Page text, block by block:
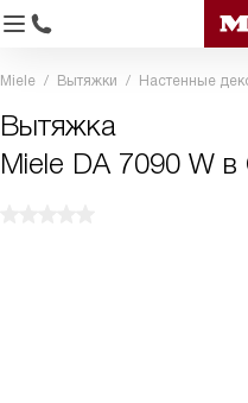
Miele Вытяжки Настенные
Вытяжка
Miele DA 7090 W